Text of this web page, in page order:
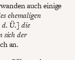
auch einige
ehemaligen
d. Ü.] die
sich der
an.